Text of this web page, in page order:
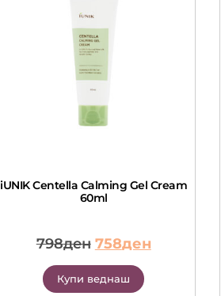
iUNIK Centella Calming Gel Cream
60ml
798ден 758ден
Купи веднаш